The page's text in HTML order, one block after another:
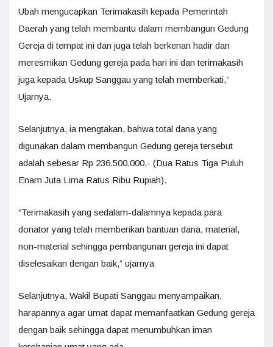
Ubah mengucapkan Terimakasih kepada Pemerintah
Daerah yang telah membantu dalam membangun Gedung
Gereja di tempat ini dan juga telah berkenan hadir dan
meresmikan Gedung gereja pada hari ini dan terimakasih
juga kepada Uskup Sanggau yang telah memberkati,”
Ujarnya.
Selanjutnya, ia mengtakan, bahwa total dana yang
digunakan dalam membangun Gedung gereja tersebut
adalah sebesar Rp 236.500.000,- (Dua Ratus Tiga Puluh
Enam Juta Lima Ratus Ribu Rupiah).
“Terimakasih yang sedalam-dalamnya kepada para
donator yang telah memberikan bantuan dana, material,
non-material sehingga pembangunan gereja ini dapat
diselesaikan dengan baik,” ujarnya
Selanjutnya, Wakil Bupati Sanggau menyampaikan,
harapannya agar umat dapat memanfaatkan Gedung gereja
dengan baik sehingga dapat menumbuhkan iman